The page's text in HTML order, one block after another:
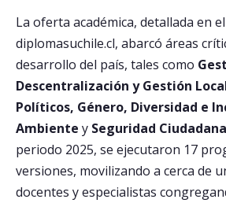
La oferta académica, detallada en
diplomasuchile.cl, abarcó áreas
desarrollo del país, tales como
Descentralización y Gestión
Políticos, Género, Diversidad e
Ambiente y Seguridad Ciudadana
periodo 2025, se ejecutaron 17
versiones, movilizando a cerca de
docentes y especialistas